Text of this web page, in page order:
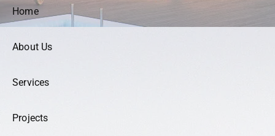
Home
About Us
Services
Projects